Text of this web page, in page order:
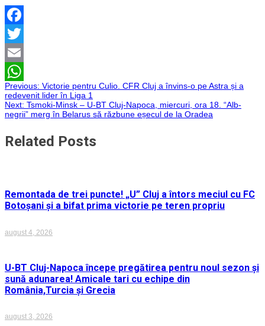
Facebook
Twitter
Email
WhatsApp
Navigare
în
articole
Previous: Victorie pentru Culio. CFR Cluj a învins-o pe Astra și a
redevenit lider în Liga 1
Next: Tsmoki-Minsk – U-BT Cluj-Napoca, miercuri, ora 18. “Alb-
negrii” merg în Belarus să răzbune eșecul de la Oradea
Related Posts
Remontada de trei puncte! „U” Cluj a întors meciul cu FC
Botoșani și a bifat prima victorie pe teren propriu
august 4, 2026
U-BT Cluj-Napoca începe pregătirea pentru noul sezon și
sună adunarea! Amicale tari cu echipe din
România,Turcia și Grecia
august 3, 2026